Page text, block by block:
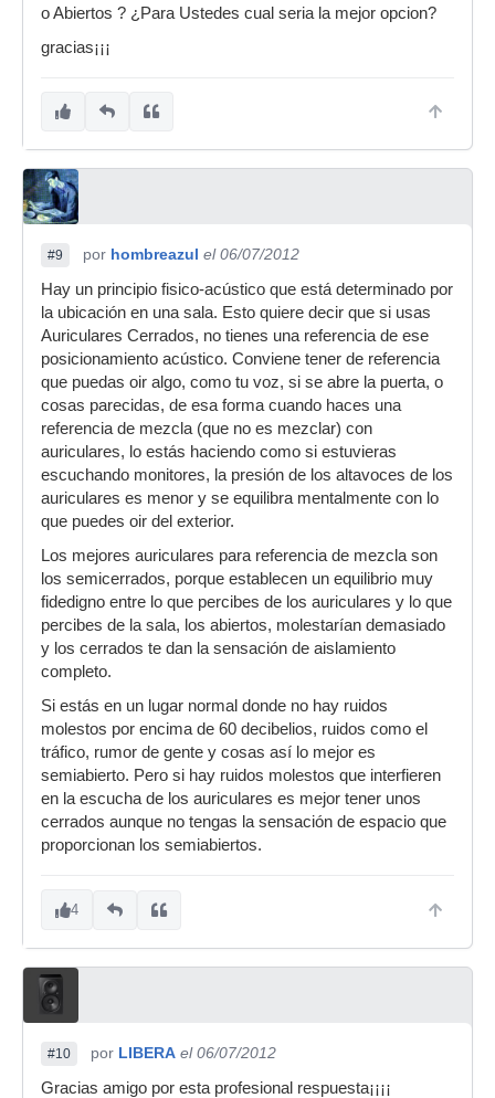
o Abiertos ? ¿Para Ustedes cual seria la mejor opcion?
gracias¡¡¡
#9 por hombreazul el 06/07/2012
Hay un principio fisico-acústico que está determinado por
la ubicación en una sala. Esto quiere decir que si usas
Auriculares Cerrados, no tienes una referencia de ese
posicionamiento acústico. Conviene tener de referencia
que puedas oir algo, como tu voz, si se abre la puerta, o
cosas parecidas, de esa forma cuando haces una
referencia de mezcla (que no es mezclar) con
auriculares, lo estás haciendo como si estuvieras
escuchando monitores, la presión de los altavoces de los
auriculares es menor y se equilibra mentalmente con lo
que puedes oir del exterior.
Los mejores auriculares para referencia de mezcla son
los semicerrados, porque establecen un equilibrio muy
fidedigno entre lo que percibes de los auriculares y lo que
percibes de la sala, los abiertos, molestarían demasiado
y los cerrados te dan la sensación de aislamiento
completo.
Si estás en un lugar normal donde no hay ruidos
molestos por encima de 60 decibelios, ruidos como el
tráfico, rumor de gente y cosas así lo mejor es
semiabierto. Pero si hay ruidos molestos que interfieren
en la escucha de los auriculares es mejor tener unos
cerrados aunque no tengas la sensación de espacio que
proporcionan los semiabiertos.
4
#10 por LIBERA el 06/07/2012
Gracias amigo por esta profesional respuesta¡¡¡¡